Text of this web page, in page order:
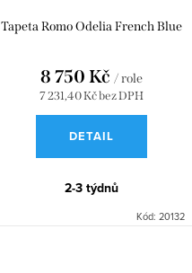
Tapeta Romo Odelia French Blue
7 231,40 Kč bez DPH
8 750 Kč / role
DETAIL
2-3 týdnů
Kód: 20132